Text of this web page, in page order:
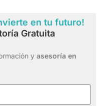
en tu futuro!
Gratuita
y asesoría en